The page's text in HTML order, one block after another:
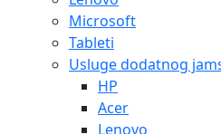
Microsoft
Tableti
Usluge dodatnog
HP
Acer
Lenovo